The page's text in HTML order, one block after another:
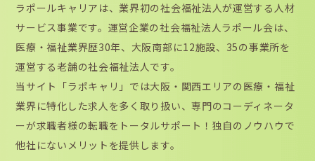
ラポールキャリアは、業界初の社会福祉法人が運営する人材
サービス事業です。運営企業の社会福祉法人ラポール会は、
医療・福祉業界歴30年、大阪南部に12施設、35の事業所を
運営する老舗の社会福祉法人です。
当サイト「ラポキャリ」では大阪・関西エリアの医療・福祉
業界に特化した求人を多く取り扱い、専門のコーディネータ
ーが求職者様の転職をトータルサポート！独自のノウハウで
他社にないメリットを提供します。